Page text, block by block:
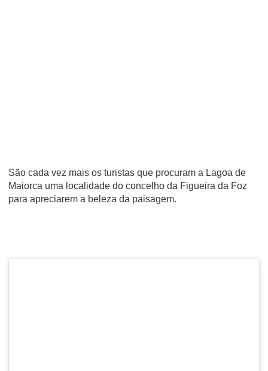
São cada vez mais os turistas que procuram a Lagoa de
Maiorca uma localidade do concelho da Figueira da Foz
para apreciarem a beleza da paisagem.